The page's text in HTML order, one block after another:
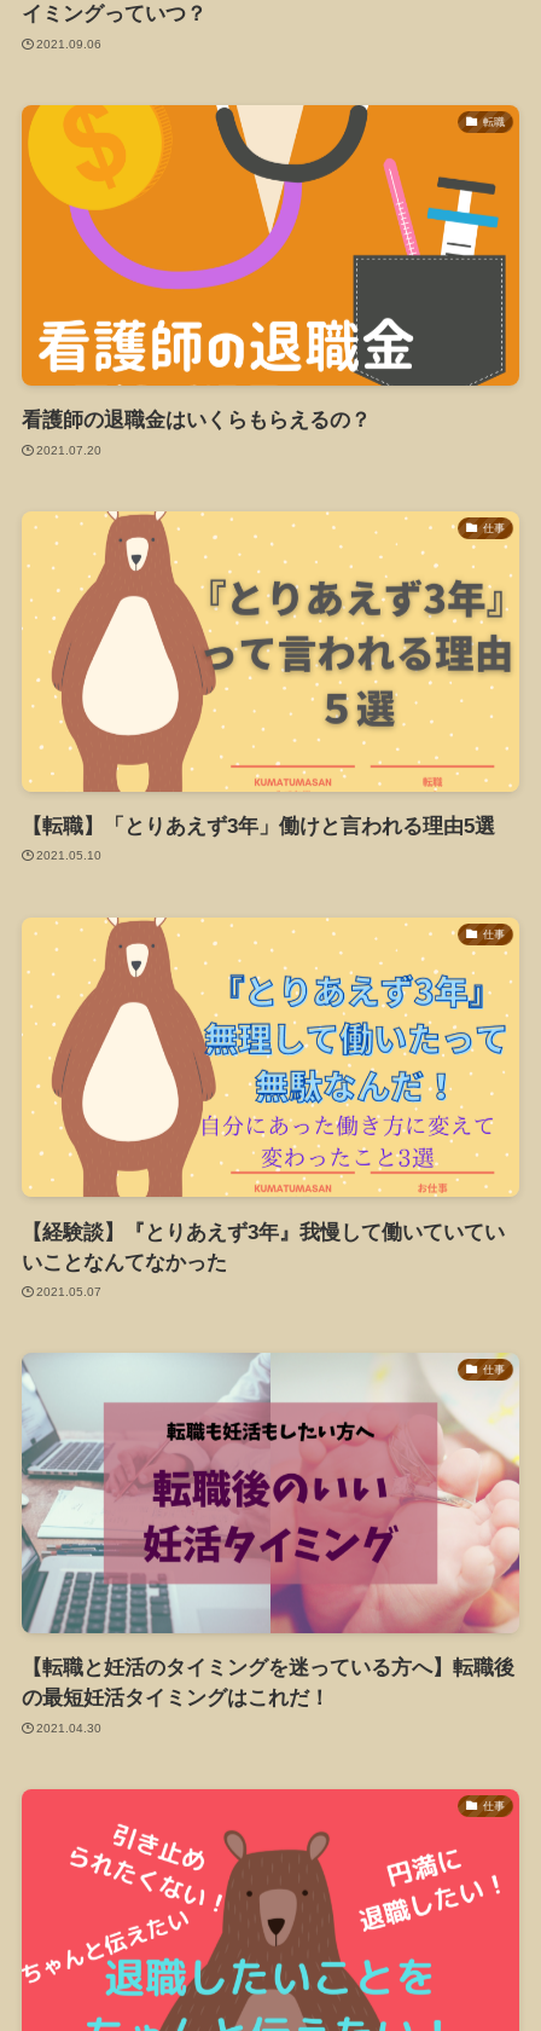
イミングっていつ？
2021.09.06
転職
看護師の退職金はいくらもらえるの？
2021.07.20
仕事
【転職】「とりあえず3年」働けと言われる理由5選
2021.05.10
仕事
【経験談】『とりあえず3年』我慢して働いていてい
いことなんてなかった
2021.05.07
仕事
【転職と妊活のタイミングを迷っている方へ】転職後
の最短妊活タイミングはこれだ！
2021.04.30
仕事